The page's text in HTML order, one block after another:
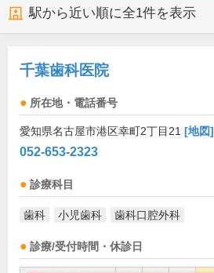
駅から近い順に全1件を表示
千葉歯科医院
所在地・電話番号
愛知県名古屋市港区幸町2丁目21 [地図]
052-653-2323
診療科目
歯科 小児歯科 歯科口腔外科
診療/受付時間・休診日